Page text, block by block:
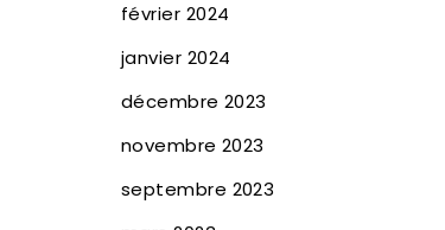
février 2024
janvier 2024
décembre 2023
novembre 2023
septembre 2023